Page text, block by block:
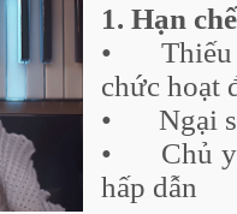
1. Hạn
•
chức hoạt
•
Ngại
•
Chủ
hấp dẫn